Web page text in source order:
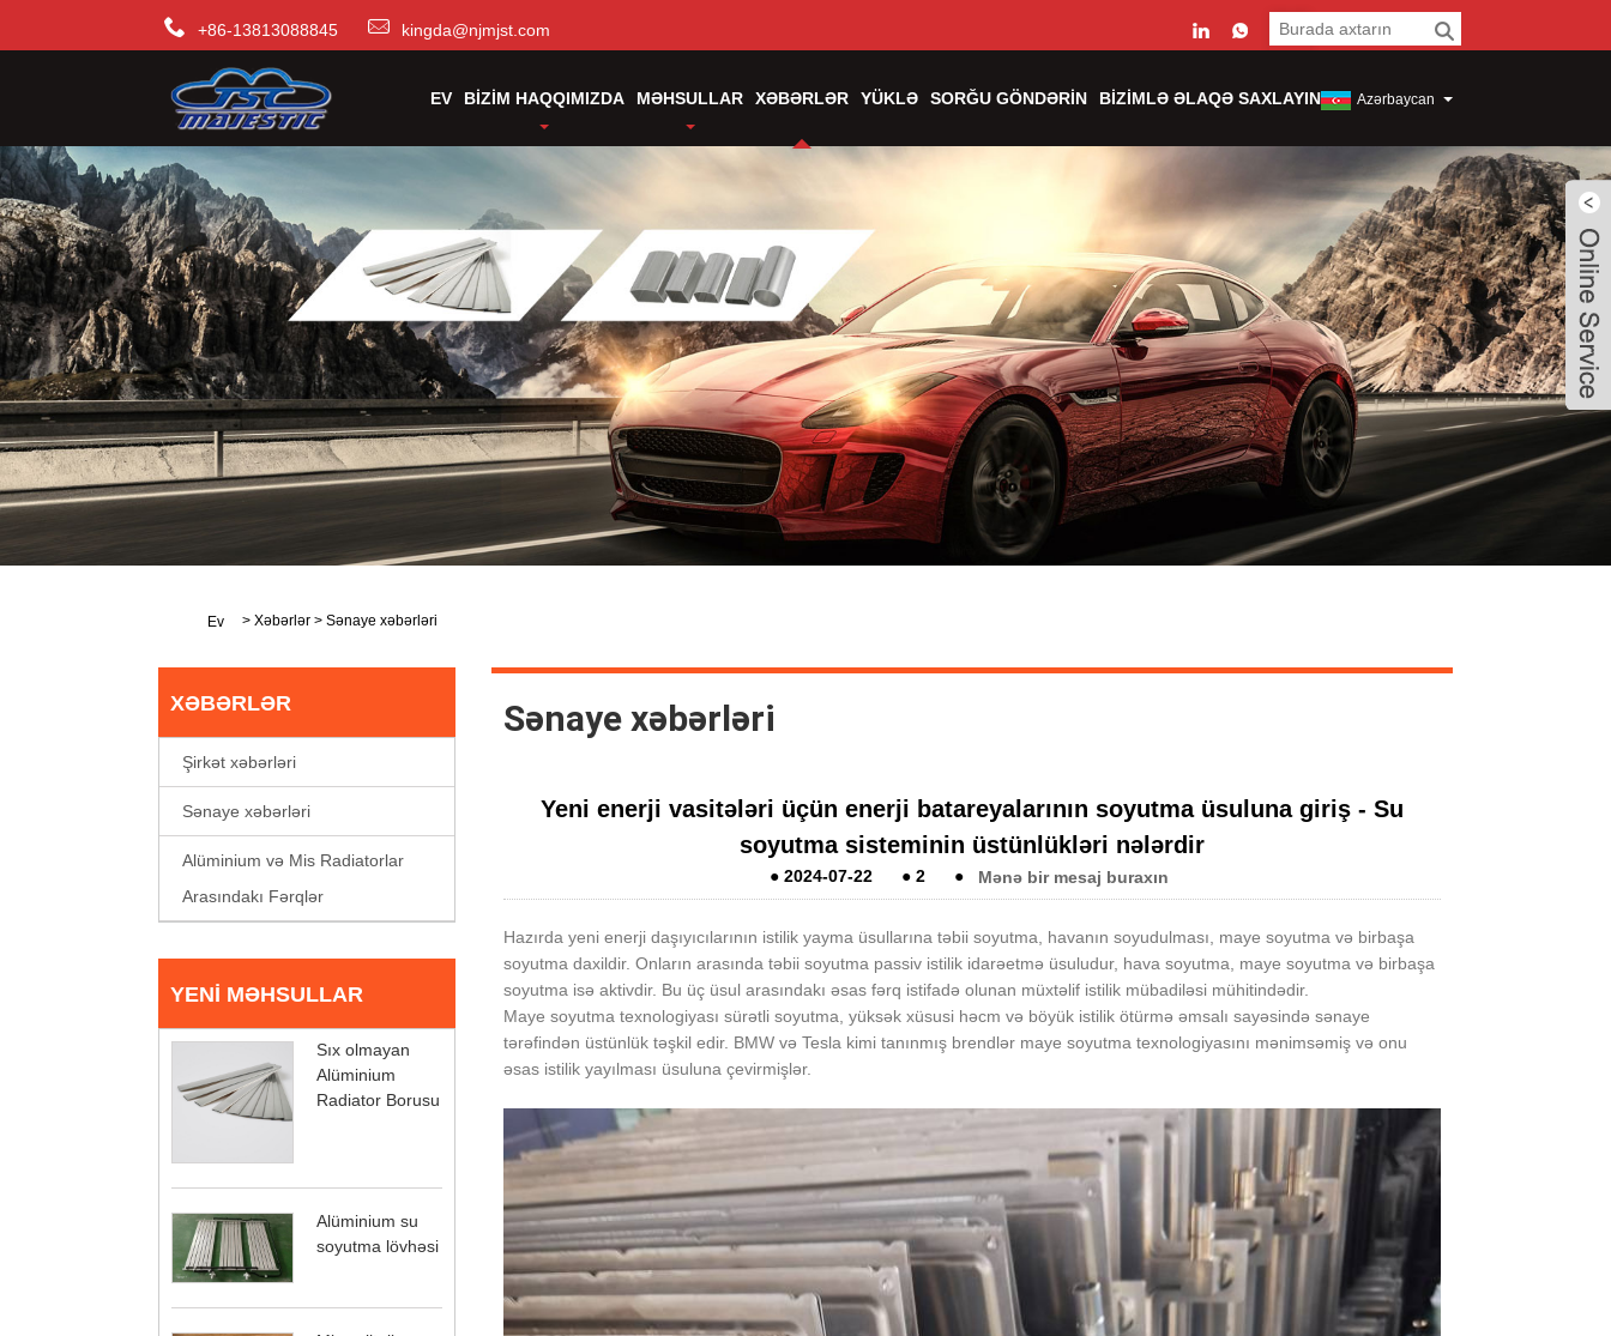
+86-13813088845 kingda@njmjst.com
EV BIZIM HAQQIMIZDA MƏHSULLAR XƏBƏRLƏR YÜKLƏ SORĞU GÖNDƏRIN BIZIMLƏ ƏLAQƏ SAXLAYIN Azərbaycan
Ev > Xəbərlər > Sənaye xəbərləri
XƏBƏRLƏR
Şirkət xəbərləri
Sənaye xəbərləri
Alüminium və Mis Radiatorlar
Arasındakı Fərqlər
YENI MƏHSULLAR
Sıx olmayan
Alüminium
Radiator Borusu
Alüminium su
soyutma lövhəsi
Sənaye xəbərləri
Yeni enerji vasitələri üçün enerji batareyalarının soyutma üsuluna giriş - Su
soyutma sisteminin üstünlükləri nələrdir
●2024-07-22 ●2 ● Mənə bir mesaj buraxın
Hazırda yeni enerji daşıyıcılarının istilik yayma üsullarına təbii soyutma, havanın soyudulması, maye soyutma və birbaşa
soyutma daxildir. Onların arasında təbii soyutma passiv istilik idarəetmə üsuludur, hava soyutma, maye soyutma və birbaşa
soyutma isə aktivdir. Bu üç üsul arasındakı əsas fərq istifadə olunan müxtəlif istilik mübadiləsi mühitindədir.
Maye soyutma texnologiyası sürətli soyutma, yüksək xüsusi həcm və böyük istilik ötürmə əmsalı sayəsində sənaye
tərəfindən üstünlük təşkil edir. BMW və Tesla kimi tanınmış brendlər maye soyutma texnologiyasını mənimsəmiş və onu
əsas istilik yayılması üsuluna çevirmişlər.